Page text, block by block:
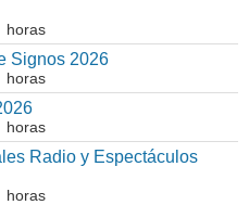
horas
Signos 2026
horas
horas
Radio y Espectáculos
horas